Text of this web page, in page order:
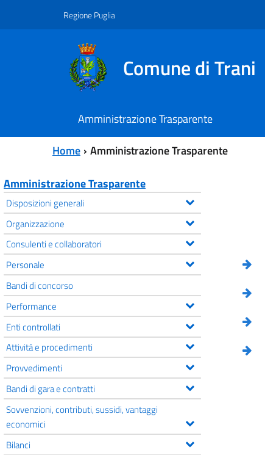
Vai al contenuto principale
Vai al menu principale
Regione Puglia
Comune di Trani
Amministrazione Trasparente
Home Amministrazione Trasparente
Amministrazione Trasparente
Disposizioni generali
Organizzazione
Consulenti e collaboratori
Personale
Bandi di concorso
Performance
Enti controllati
Attività e procedimenti
Provvedimenti
Bandi di gara e contratti
Sovvenzioni, contributi, sussidi, vantaggi
economici
Bilanci